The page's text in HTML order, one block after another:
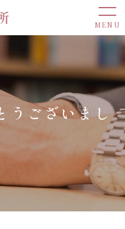
MENU
うございまし